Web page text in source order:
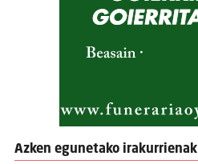
Azken egunetako irakurrienak